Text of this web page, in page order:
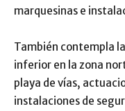
marquesinas e
También contempla
inferior en la zona
playa de vías,
instalaciones de